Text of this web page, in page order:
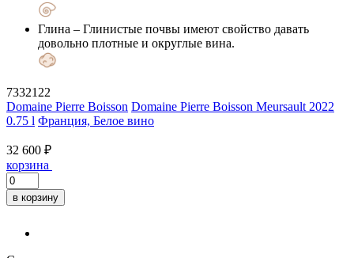
Глина – Глинистые почвы имеют свойство давать
довольно плотные и округлые вина.
7332122
Domaine Pierre Boisson Domaine Pierre Boisson Meursault 2022
0.75 l Франция, Белое вино
32 600 ₽
корзина
в корзину